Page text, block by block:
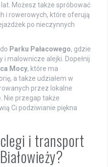
Możesz także spróbować
i rowerowych, które oferują
po nieczynnych
Parku Pałacowego, gdzie
i malownicze alejki. Dopełnij
Mocy, które ma
a także udziałem w
przez lokalne
Nie przegap także
Ci podziwianie piękna
i transport